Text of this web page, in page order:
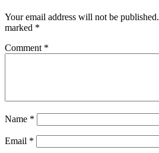
Your email address will not be published.
marked *
Comment *
Name *
Email *